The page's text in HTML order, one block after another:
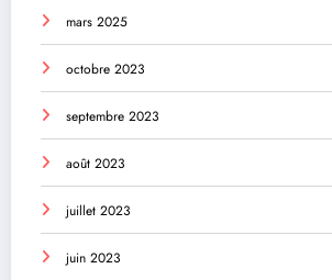
mars 2025
octobre 2023
septembre 2023
août 2023
juillet 2023
juin 2023